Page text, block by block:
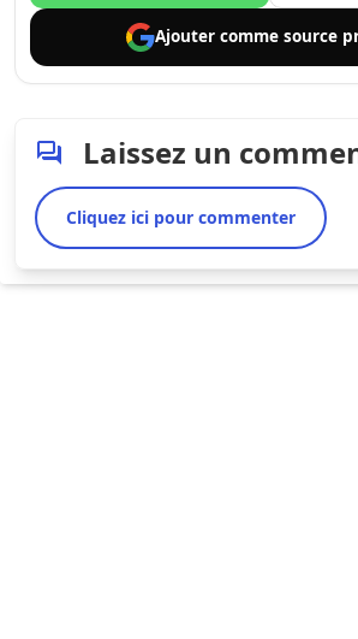
Ajouter comme source
Laissez un
Cliquez ici pour commenter